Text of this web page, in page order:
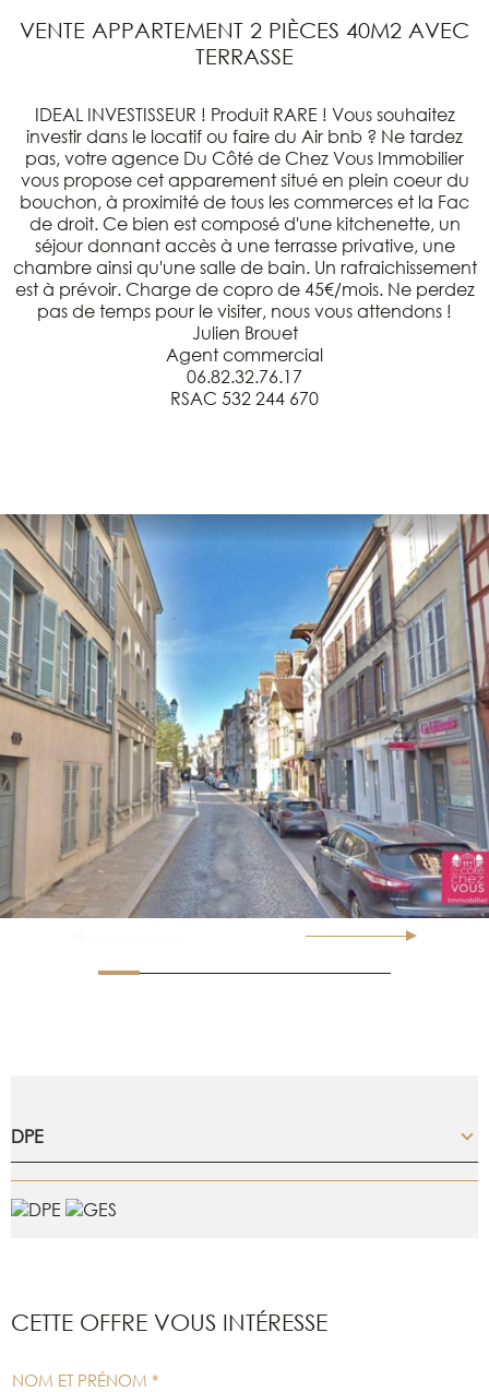
VENTE APPARTEMENT 2 PIÈCES 40M2 AVEC
TERRASSE
IDEAL INVESTISSEUR ! Produit RARE ! Vous souhaitez
investir dans le locatif ou faire du Air bnb ? Ne tardez
pas, votre agence Du Côté de Chez Vous Immobilier
vous propose cet apparement situé en plein coeur du
bouchon, à proximité de tous les commerces et la Fac
de droit. Ce bien est composé d'une kitchenette, un
séjour donnant accès à une terrasse privative, une
chambre ainsi qu'une salle de bain. Un rafraichissement
est à prévoir. Charge de copro de 45€/mois. Ne perdez
pas de temps pour le visiter, nous vous attendons !
Julien Brouet
Agent commercial
06.82.32.76.17
RSAC 532 244 670
DPE
CETTE OFFRE VOUS INTÉRESSE
NOM ET PRÉNOM *